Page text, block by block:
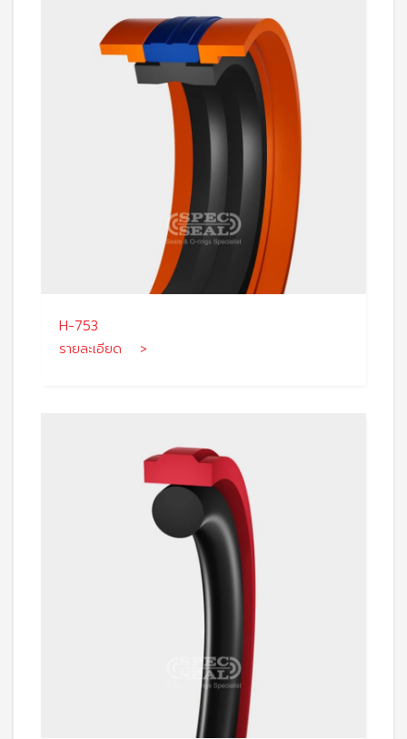
H-753
รายละเอียด >